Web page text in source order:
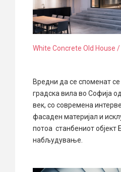
White Concrete Old House
Вредни да се споменат
градска вила во Софија
век, со современа
фасаден материјал и
потоа станбениот објект
набљудување.